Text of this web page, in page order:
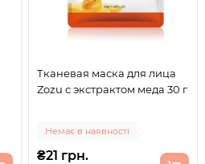
Тканевая маска для лица
Zozu с экстрактом меда 30 г
Немає в наявності
₴21 грн.